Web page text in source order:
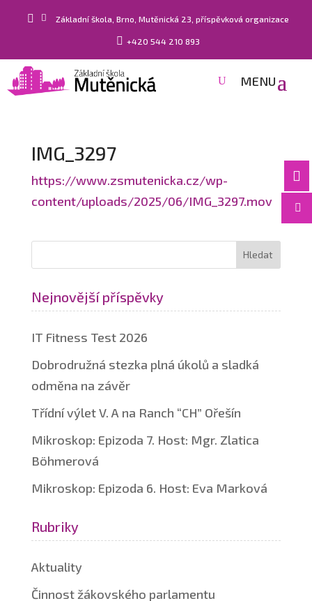
  Základní škola, Brno, Mutěnická 23, příspěvková organizace
 +420 544 210 893


IMG_3297
https://www.zsmutenicka.cz/wp-
content/uploads/2025/06/IMG_3297.mov
Nejnovější příspěvky
IT Fitness Test 2026
Dobrodružná stezka plná úkolů a sladká
odměna na závěr
Třídní výlet V. A na Ranch “CH” Ořešín
Mikroskop: Epizoda 7. Host: Mgr. Zlatica
Böhmerová
Mikroskop: Epizoda 6. Host: Eva Marková
Rubriky
Aktuality
Činnost žákovského parlamentu